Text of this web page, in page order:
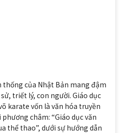
thống của Nhật Bản mang đậm
triết lý, con người. Giáo dục
karate vốn là văn hóa truyền
châm: “Giáo dục văn
thể thao”, dưới sự hướng dẫn